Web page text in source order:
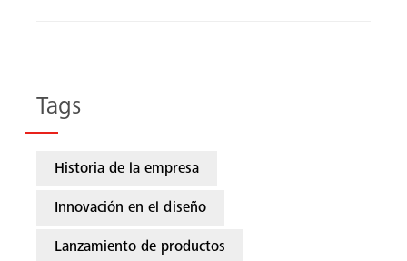
Tags
Historia de la empresa
Innovación en el diseño
Lanzamiento de productos